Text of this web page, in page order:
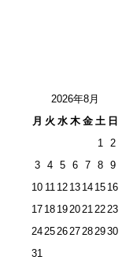
2026年8月
月 火 水 木 金 土 日
1
2
3
4 5 6 7 8
9
10 11 12 13 14 15 16
17 18 1920212223
24252627282930
31